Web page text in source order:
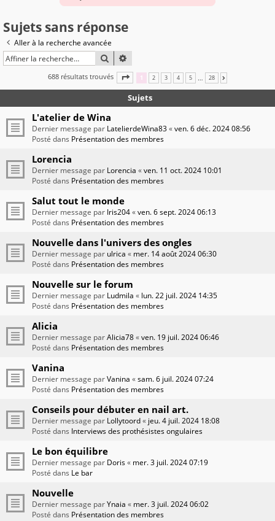
Sujets sans réponse
Aller à la recherche avancée
RECHERCHER
688 résultats trouvés PAGE SUR 28
1 2 3 4 5 … 28
Sujets
L'atelier de Wina
Dernier message par LatelierdeWina83«ven. 6 déc. 2024 08:56
Posté dans Présentation des membres
Lorencia
Dernier message par Lorencia «ven. 11 oct. 2024 10:01
Posté dans Présentation des membres
Salut tout le monde
Dernier message par Iris204«ven. 6 sept. 2024 06:13
Posté dans Présentation des membres
Nouvelle dans l'univers des ongles
Dernier message par ulrica « mer. 14 août 2024 06:30
Posté dans Présentation des membres
Nouvelle sur le forum
Dernier message par Ludmila « lun. 22 juil. 2024 14:35
Posté dans Présentation des membres
Alicia
Dernier message parAlicia78«ven. 19 juil. 2024 06:46
Posté dans Présentation des membres
Vanina
Dernier message parVanina «sam. 6 juil. 2024 07:24
Posté dans Présentation des membres
Conseils pour débuter en nail art.
Dernier message par Lollytoord« jeu. 4 juil. 2024 18:08
Posté dans Interviews des prothésistes ongulaires
Le bon équilibre
Dernier message par Doris« mer. 3 juil. 2024 07:19
Posté dans Le bar
Nouvelle
Dernier message parYnaia « mer. 3 juil. 2024 06:02
Posté dans Présentation des membres